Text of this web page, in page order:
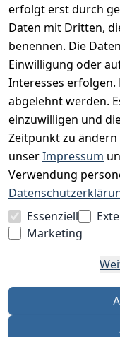
erfolgt erst durch
Daten mit Dritten,
benennen. Die
Einwilligung oder
Interesses
abgelehnt werden.
einzuwilligen und
Zeitpunkt zu
unserImpressum
Verwendung
Essenziell
Marketing
Datenschutz
Unser Unternehmen
Charity & Wohltätigkeit
BESUCHE UNS
BEQUEM BEZAHLEN MIT
WIR VERSENDEN MIT